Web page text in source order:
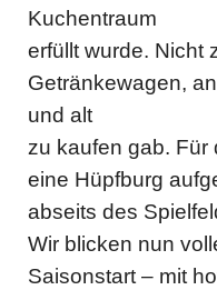
Kuchentraum
erfüllt wurde. Nicht
Getränkewagen,
und alt
zu kaufen gab. Für
eine Hüpfburg
abseits des
Wir blicken nun
Saisonstart – mit